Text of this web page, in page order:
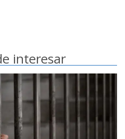
interesar